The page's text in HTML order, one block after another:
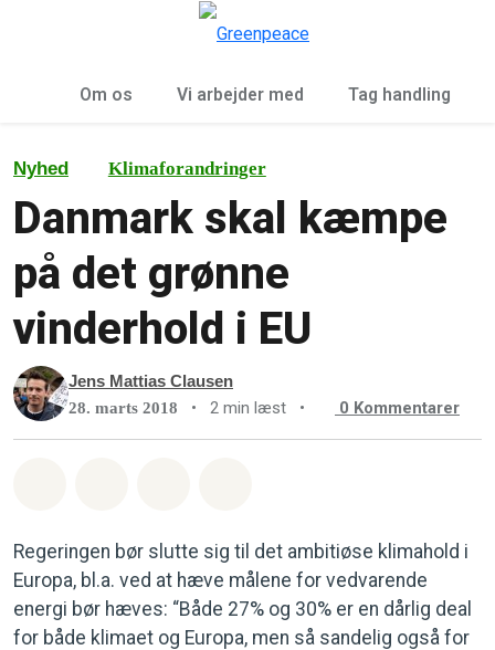
Om os Vi arbejder med Tag handling
Nyhed Klimaforandringer
Danmark skal kæmpe
på det grønne
vinderhold i EU
Jens Mattias Clausen
28. marts 2018 • 2 min læst • 0 Kommentarer
Regeringen bør slutte sig til det ambitiøse klimahold i
Europa, bl.a. ved at hæve målene for vedvarende
energi bør hæves: “Både 27% og 30% er en dårlig deal
for både klimaet og Europa, men så sandelig også for